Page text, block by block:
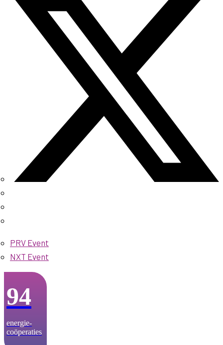
PRV Event
NXT Event
94
energie­-
coöperaties